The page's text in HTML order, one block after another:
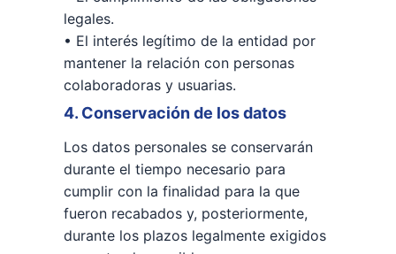
legales.
• El interés legítimo de la entidad por
mantener la relación con personas
colaboradoras y usuarias.
4. Conservación de los datos
Los datos personales se conservarán
durante el tiempo necesario para
cumplir con la finalidad para la que
fueron recabados y, posteriormente,
durante los plazos legalmente exigidos